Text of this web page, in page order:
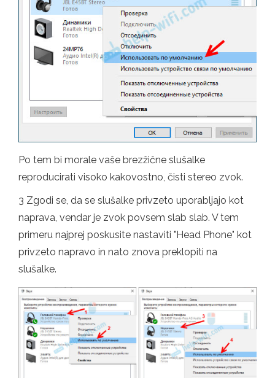
Po tem bi morale vaše brezžične slušalke
reproducirati visoko kakovostno, čisti stereo zvok.
3 Zgodi se, da se slušalke privzeto uporabljajo kot
naprava, vendar je zvok povsem slab slab. V tem
primeru najprej poskusite nastaviti "Head Phone" kot
privzeto napravo in nato znova preklopiti na
slušalke.